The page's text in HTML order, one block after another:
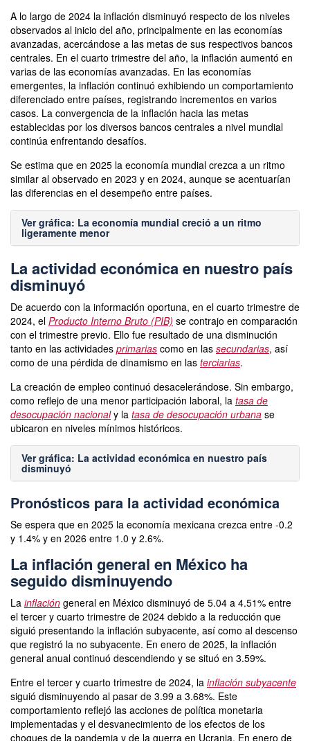
A lo largo de 2024 la inflación disminuyó respecto de los niveles
observados al inicio del año, principalmente en las economías
avanzadas, acercándose a las metas de sus respectivos bancos
centrales. En el cuarto trimestre del año, la inflación aumentó en
varias de las economías avanzadas. En las economías
emergentes, la inflación continuó exhibiendo un comportamiento
diferenciado entre países, registrando incrementos en varios
casos. La convergencia de la inflación hacia las metas
establecidas por los diversos bancos centrales a nivel mundial
continúa enfrentando desafíos.
Se estima que en 2025 la economía mundial crezca a un ritmo
similar al observado en 2023 y en 2024, aunque se acentuarían
las diferencias en el desempeño entre países.
Ver gráfica: La economía mundial creció a un ritmo
ligeramente menor
La actividad económica en nuestro país
disminuyó
De acuerdo con la información oportuna, en el cuarto trimestre de
2024, el Producto Interno Bruto (PIB) se contrajo en comparación
con el trimestre previo. Ello fue resultado de una disminución
tanto en las actividades primarias como en las secundarias, así
como de una pérdida de dinamismo en las terciarias.
La creación de empleo continuó desacelerándose. Sin embargo,
como reflejo de una menor participación laboral, la tasa de
desocupación nacionaly la tasa de desocupación urbana se
ubicaron en niveles mínimos históricos.
Ver gráfica: La actividad económica en nuestro país
disminuyó
Pronósticos para la actividad económica
Se espera que en 2025 la economía mexicana crezca entre -0.2
y 1.4% y en 2026 entre 1.0 y 2.6%.
La inflación general en México ha
seguido disminuyendo
La inflación general en México disminuyó de 5.04 a 4.51% entre
el tercer y cuarto trimestre de 2024 debido a la reducción que
siguió presentando la inflación subyacente, así como al descenso
que registró la no subyacente. En enero de 2025, la inflación
general anual continuó descendiendo y se situó en 3.59%.
Entre el tercer y cuarto trimestre de 2024, la inflación subyacente
siguió disminuyendo al pasar de 3.99 a 3.68%. Este
comportamiento reflejó las acciones de política monetaria
implementadas y el desvanecimiento de los efectos de los
choques de la pandemia y de la guerra en Ucrania. En enero de